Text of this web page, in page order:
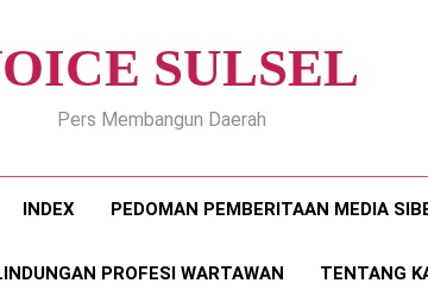
SULSEL
Pers Membangun Daerah
INDEX PEDOMAN PEMBERITAAN MEDIA
PROFESI WARTAWAN TENTANG